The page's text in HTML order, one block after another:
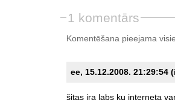
1 komentārs
Komentēšana pieejama
ee, 15.12.2008. 21:29:54
šitas ira labs ku interneta